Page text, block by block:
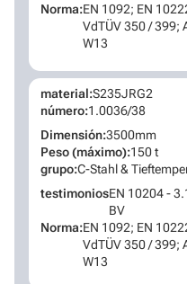
Norma:EN 1092; EN
VdTÜV 350 / 399;
W13
material:S235JRG2
número:1.0036/38
Dimensión:3500mm
Peso (máximo):150 t
grupo:C-Stahl &
testimoniosEN 10204 -
BV
Norma:EN 1092; EN
VdTÜV 350 / 399;
W13